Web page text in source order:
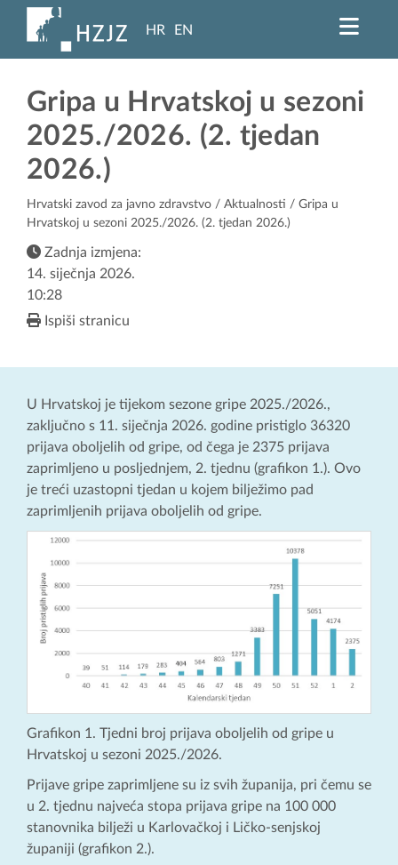
HR EN
Gripa u Hrvatskoj u sezoni
2025./2026. (2. tjedan
2026.)
Hrvatski zavod za javno zdravstvo / Aktualnosti / Gripa u
Hrvatskoj u sezoni 2025./2026. (2. tjedan 2026.)
Zadnja izmjena:
14. siječnja 2026.
10:28
Ispiši stranicu
U Hrvatskoj je tijekom sezone gripe 2025./2026.,
zaključno s 11. siječnja 2026. godine pristiglo 36320
prijava oboljelih od gripe, od čega je 2375 prijava
zaprimljeno u posljednjem, 2. tjednu (grafikon 1.). Ovo
je treći uzastopni tjedan u kojem bilježimo pad
zaprimljenih prijava oboljelih od gripe.
Grafikon 1. Tjedni broj prijava oboljelih od gripe u
Hrvatskoj u sezoni 2025./2026.
Prijave gripe zaprimljene su iz svih županija, pri čemu se
u 2. tjednu najveća stopa prijava gripe na 100 000
stanovnika bilježi u Karlovačkoj i Ličko-senjskoj
županiji (grafikon 2.).